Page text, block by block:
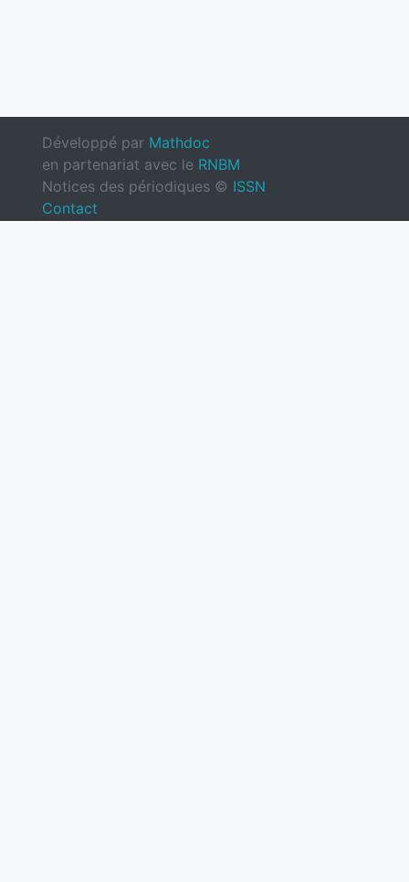
Développé par Mathdoc
en partenariat avec le RNBM
Notices des périodiques © ISSN
Contact